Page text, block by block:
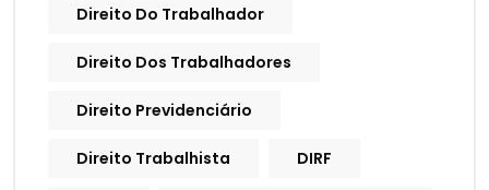
Direito Do Trabalhador
Direito Dos Trabalhadores
Direito Previdenciário
Direito Trabalhista DIRF